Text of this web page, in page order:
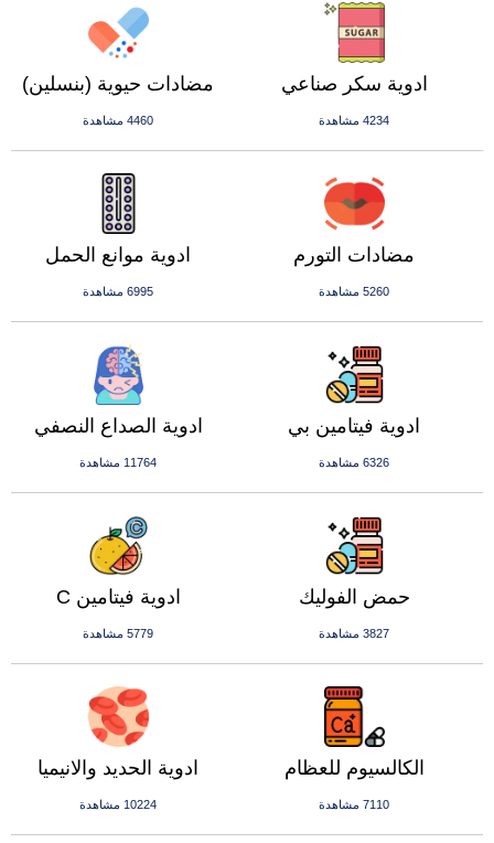
مضادات حيوية (بنسلين)
4460 مشاهدة
ادوية سكر صناعي
4234 مشاهدة
ادوية موانع الحمل
6995 مشاهدة
مضادات التورم
5260 مشاهدة
ادوية الصداع النصفي
11764 مشاهدة
ادوية فيتامين بي
6326 مشاهدة
ادوية فيتامين C
5779 مشاهدة
حمض الفوليك
3827 مشاهدة
ادوية الحديد والانيميا
10224 مشاهدة
الكالسيوم للعظام
7110 مشاهدة